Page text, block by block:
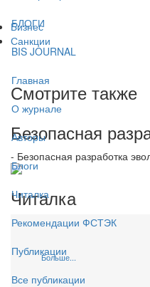
БЛОГИ
BIS JOURNAL
Главная
О журнале
Авторы
Блоги
Читалка
Рекомендации ФСТЭК
Публикации
Все публикации
Бизнес
Санкции
Смотрите также
Безопасная
- Безопасная разработка
Читалка
Больше...